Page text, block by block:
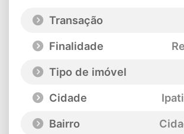
Transação
Finalidade
Tipo de imóvel
Cidade
Bairro